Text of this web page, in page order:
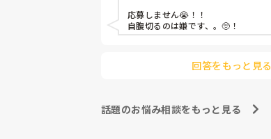
応募しません😭！！
自腹切るのは嫌です、。🥺！
回答をもっと見る
話題のお悩み相談をもっと見る